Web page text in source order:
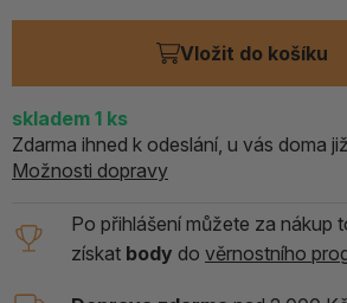
Vložit do košíku
skladem 1 ks
Zdarma ihned k odeslání, u vás doma
Možnosti dopravy
Po přihlášení můžete za nákup
získat body do věrnostního